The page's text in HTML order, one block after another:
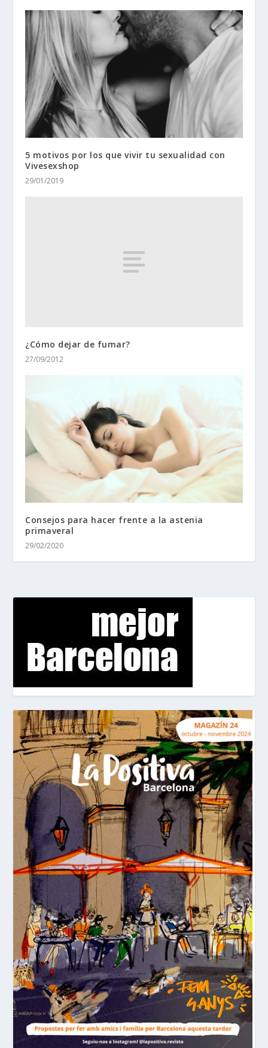
5 motivos por los que vivir tu sexualidad con
Vivesexshop
29/01/2019
¿Cómo dejar de fumar?
27/09/2012
Consejos para hacer frente a la astenia
primaveral
29/02/2020